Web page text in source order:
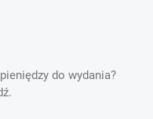
do wydania?